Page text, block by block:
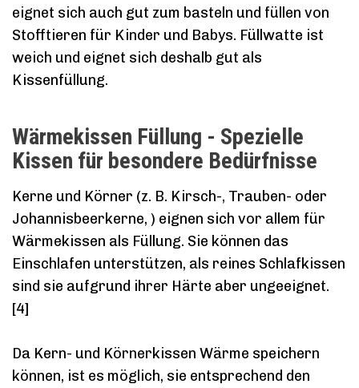
eignet sich auch gut zum basteln und füllen von
Stofftieren für Kinder und Babys. Füllwatte ist
weich und eignet sich deshalb gut als
Kissenfüllung.
Wärmekissen Füllung - Spezielle
Kissen für besondere Bedürfnisse
Kerne und Körner (z. B. Kirsch-, Trauben- oder
Johannisbeerkerne, ) eignen sich vor allem für
Wärmekissen als Füllung. Sie können das
Einschlafen unterstützen, als reines Schlafkissen
sind sie aufgrund ihrer Härte aber ungeeignet.
[4]
Da Kern- und Körnerkissen Wärme speichern
können, ist es möglich, sie entsprechend den